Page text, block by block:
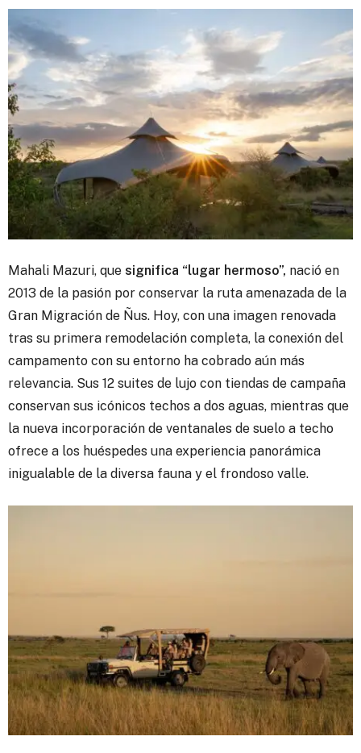
Mahali Mazuri, que significa “lugar hermoso”, nació en
2013 de la pasión por conservar la ruta amenazada de la
Gran Migración de Ñus. Hoy, con una imagen renovada
tras su primera remodelación completa, la conexión del
campamento con su entorno ha cobrado aún más
relevancia. Sus 12 suites de lujo con tiendas de campaña
conservan sus icónicos techos a dos aguas, mientras que
la nueva incorporación de ventanales de suelo a techo
ofrece a los huéspedes una experiencia panorámica
inigualable de la diversa fauna y el frondoso valle.